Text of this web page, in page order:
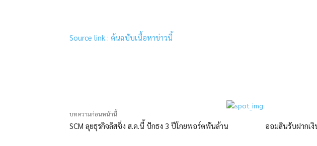
Source link : ต้นฉบับเนื้อหาข่าวนี้
บทความก่อนหน้านี้
SCM ลุยธุรกิจลิสซิ่ง ส.ค.นี้ ปักธง 3 ปีโกยพอร์ตพันล้าน
ออมสินรับฝากเ